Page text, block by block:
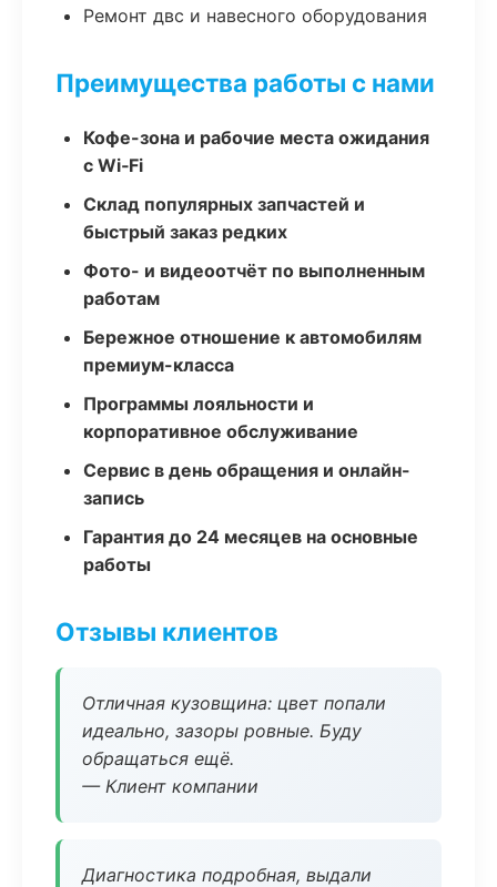
Ремонт двс и навесного оборудования
Преимущества работы с нами
Кофе-зона и рабочие места ожидания
с Wi‑Fi
Склад популярных запчастей и
быстрый заказ редких
Фото- и видеоотчёт по выполненным
работам
Бережное отношение к автомобилям
премиум-класса
Программы лояльности и
корпоративное обслуживание
Сервис в день обращения и онлайн-
запись
Гарантия до 24 месяцев на основные
работы
Отзывы клиентов
Отличная кузовщина: цвет попали
идеально, зазоры ровные. Буду
обращаться ещё.
— Клиент компании
Диагностика подробная, выдали